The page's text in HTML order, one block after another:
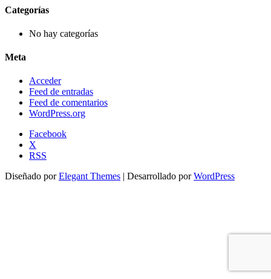
Categorías
No hay categorías
Meta
Acceder
Feed de entradas
Feed de comentarios
WordPress.org
Facebook
X
RSS
Diseñado porElegant Themes | Desarrollado porWordPress